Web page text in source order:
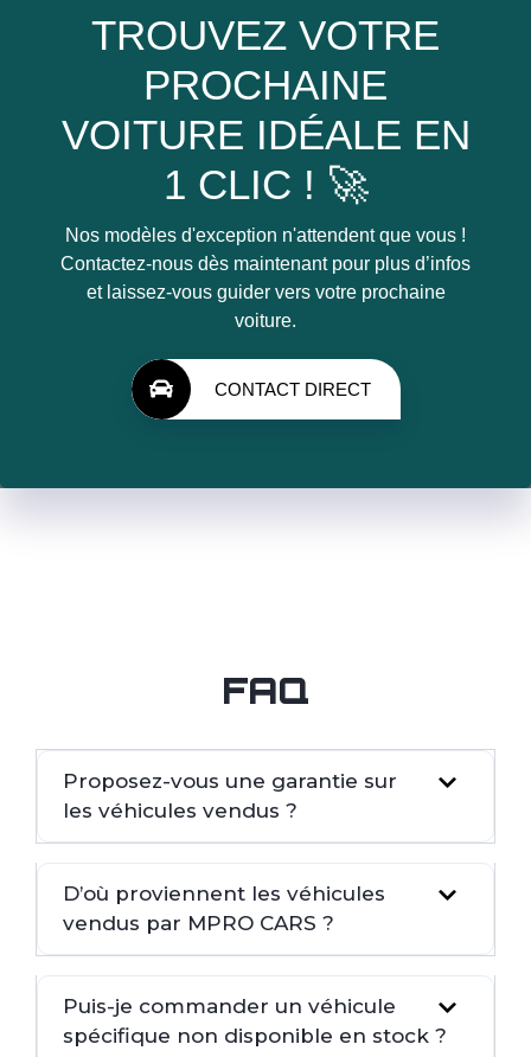
TROUVEZ VOTRE
PROCHAINE
VOITURE IDÉALE EN
1 CLIC ! 🚀
Nos modèles d'exception n'attendent que vous !
Contactez-nous dès maintenant pour plus d’infos
et laissez-vous guider vers votre prochaine
voiture.
CONTACT DIRECT
FAQ
Proposez-vous une garantie sur
les véhicules vendus ?
D’où proviennent les véhicules
vendus par MPRO CARS ?
Puis-je commander un véhicule
spécifique non disponible en stock ?